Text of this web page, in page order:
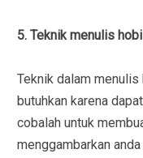
5. Teknik menulis
Teknik dalam
butuhkan karena
cobalah untuk
menggambarkan